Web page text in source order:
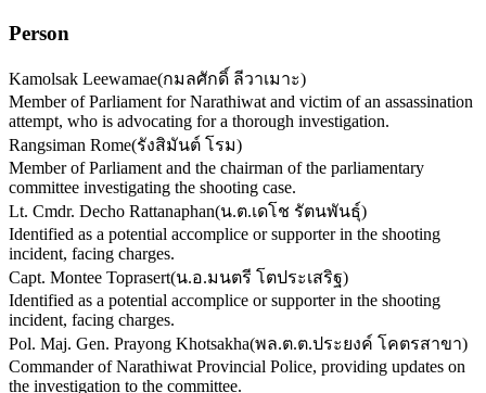
Person
Kamolsak Leewamae(กมลศักดิ์ ลีวาเมาะ)
Member of Parliament for Narathiwat and victim of an assassination
attempt, who is advocating for a thorough investigation.
Rangsiman Rome(รังสิมันต์ โรม)
Member of Parliament and the chairman of the parliamentary
committee investigating the shooting case.
Lt. Cmdr. Decho Rattanaphan(น.ต.เดโช รัตนพันธุ์)
Identified as a potential accomplice or supporter in the shooting
incident, facing charges.
Capt. Montee Toprasert(น.อ.มนตรี โตประเสริฐ)
Identified as a potential accomplice or supporter in the shooting
incident, facing charges.
Pol. Maj. Gen. Prayong Khotsakha(พล.ต.ต.ประยงค์ โคตรสาขา)
Commander of Narathiwat Provincial Police, providing updates on
the investigation to the committee.